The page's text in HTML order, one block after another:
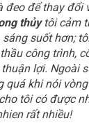
đeo để thay đổi
thủytôi cảm
suốt hơn;
công trình,
lợi. Ngoài
quá khi nói
tôi có được
rất nhiều!